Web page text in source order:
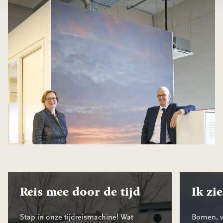
Reis mee door de tijd
Stap in onze tijdreismachine! Wat
Ik
Bomen,